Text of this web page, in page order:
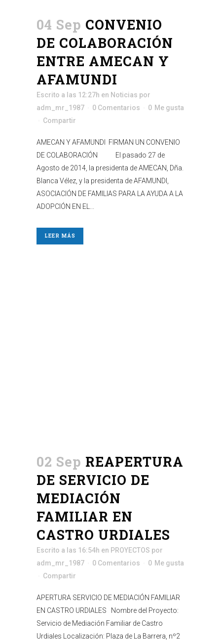
04 Sep CONVENIO
DE COLABORACIÓN
ENTRE AMECAN Y
AFAMUNDI
Escrito a las 12:27h en Noticias por
adm_mr_1987
0 Comentarios 0 Me gusta
Compartir
AMECAN Y AFAMUNDI FIRMAN UN CONVENIO
DE COLABORACIÓN El pasado 27 de
Agosto de 2014, la presidenta de AMECAN, Dña.
Blanca Vélez, y la presidenta de AFAMUNDI,
ASOCIACIÓN DE FAMILIAS PARA LA AYUDA A LA
ADOPCIÓN EN EL...
LEER MÁS
02 Sep REAPERTURA
DE SERVICIO DE
MEDIACIÓN
FAMILIAR EN
CASTRO URDIALES
Escrito a las 16:54h en PROYECTOS por
adm_mr_1987
0 Comentarios 0 Me gusta
Compartir
APERTURA SERVICIO DE MEDIACIÓN FAMILIAR
EN CASTRO URDIALES Nombre del Proyecto:
Servicio de Mediación Familiar de Castro
Urdiales Localización: Plaza de La Barrera, nº2